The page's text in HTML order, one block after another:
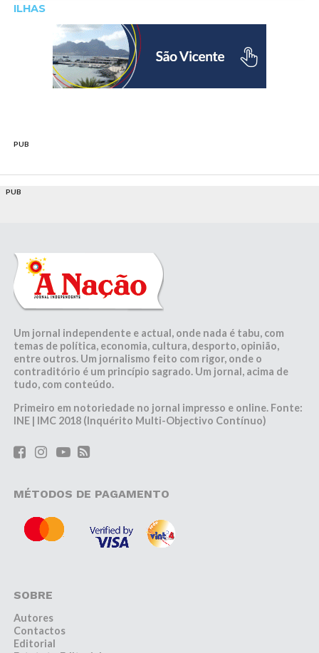
ILHAS
PUB
PUB
Um jornal independente e actual, onde nada é tabu, com
temas de política, economia, cultura, desporto, opinião,
entre outros. Um jornalismo feito com rigor, onde o
contraditório é um princípio sagrado. Um jornal, acima de
tudo, com conteúdo.
Primeiro em notoriedade no jornal impresso e online. Fonte:
INE | IMC 2018 (Inquérito Multi-Objectivo Contínuo)
MÉTODOS DE PAGAMENTO
SOBRE
Autores
Contactos
Editorial